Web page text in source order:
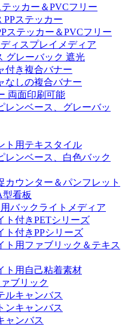
テッカー＆PVCフリー
PPステッカー
ステッカー＆PVCフリー
ィスプレイメディア
グレーバック 遮光
付き複合バナー
なしの複合バナー
両面印刷可能
レンベース、グレーバッ
ト用テキスタイル
レンベース、白色バック
カウンター＆パンフレット
型看板
バックライトメディア
ト付きPETシリーズ
ト付きPPシリーズ
ト用ファブリック＆テキス
ト用自己粘着素材
ブリック
ルキャンバス
ンキャンバス
ャンバス